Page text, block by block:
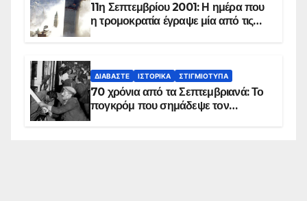
11η Σεπτεμβρίου 2001: Η ημέρα που
η τρομοκρατία έγραψε μία από τις
ΔΙΑΒΆΣΤΕ ΙΣΤΟΡΙΚΆ ΣΤΙΓΜΙΌΤΥΠΑ
70 χρόνια από τα Σεπτεμβριανά: Το
πογκρόμ που σημάδεψε τον